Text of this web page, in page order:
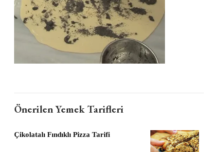
Önerilen Yemek Tarifleri
Çikolatalı Fındıklı Pizza Tarifi